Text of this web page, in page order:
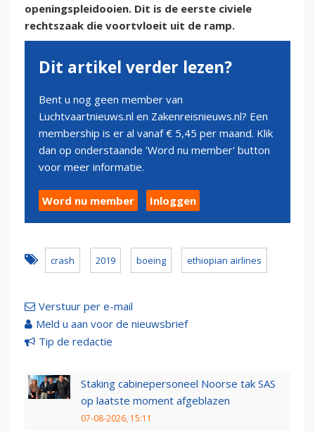
openingspleidooien. Dit is de eerste civiele
rechtszaak die voortvloeit uit de ramp.
Dit artikel verder lezen?
Bent u nog geen member van
Luchtvaartnieuws.nl en Zakenreisnieuws.nl? Een
membership is er al vanaf € 5,45 per maand. Klik
dan op onderstaande 'Word nu member' button
voor meer informatie.
Word nu member Inloggen
crash 2019 boeing ethiopian airlines
Verstuur per e-mail
Meld u aan voor de nieuwsbrief
Tip de redactie
Staking cabinepersoneel Noorse tak SAS
op laatste moment afgeblazen
07-08-2026, 15:11